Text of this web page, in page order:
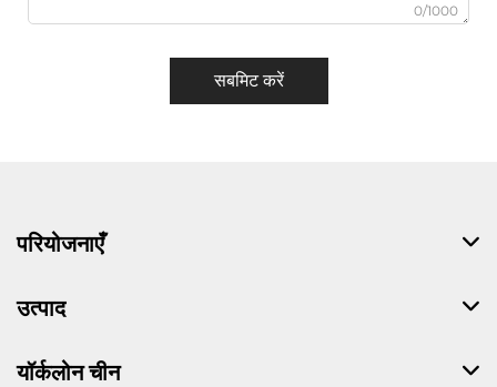
0/1000
सबमिट करें
परियोजनाएँ
उत्पाद
यॉर्कलोन चीन